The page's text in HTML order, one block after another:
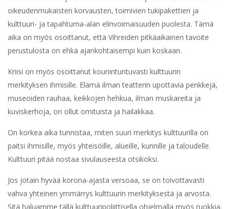
oikeudenmukaisten korvausten, toimivien tukipakettien ja
kulttuuri- ja tapahtuma-alan elinvoimaisuuden puolesta. Tämä
aika on myös osoittanut, että Vihreiden pitkäaikainen tavoite
perustulosta on ehkä ajankohtaisempi kuin koskaan.
Kriisi on myös osoittanut kouriintuntuvasti kulttuurin
merkityksen ihmisille. Elämä ilman teatterin upottavia penkkejä,
museoiden rauhaa, keikkojen hehkua, ilman muskareita ja
kuviskerhoja, on ollut omituista ja hailakkaa.
On korkea aika tunnistaa, miten suuri merkitys kulttuurilla on
paitsi ihmisille, myös yhteisöille, alueille, kunnille ja taloudelle.
Kulttuuri pitää nostaa sivulauseesta otsikoksi.
Jos jotain hyvää korona-ajasta versoaa, se on toivottavasti
vahva yhteinen ymmärrys kulttuurin merkityksestä ja arvosta.
Sitä haluamme tällä kulttuuripoliittisella ohjelmalla myös ruokkia.